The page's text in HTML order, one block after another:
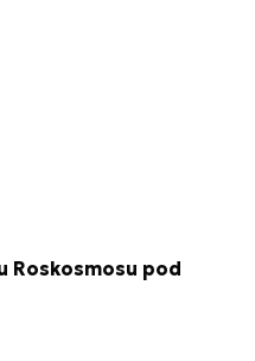
Roskosmosu pod